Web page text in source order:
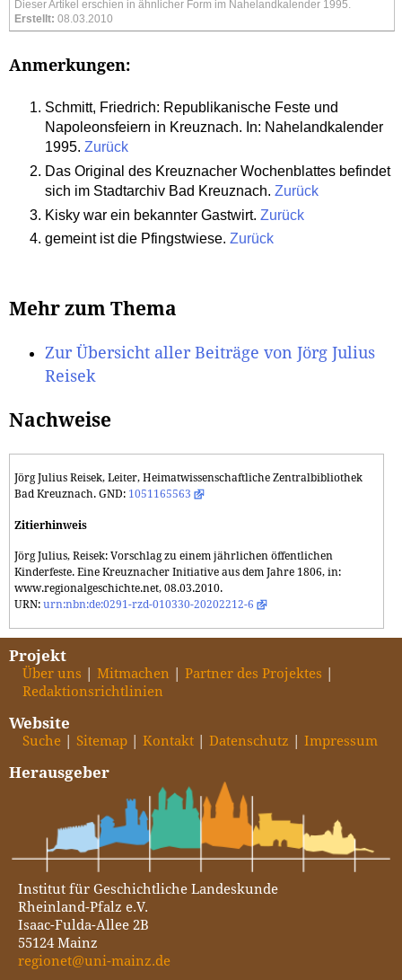
Dieser Artikel erschien in ähnlicher Form im Nahelandkalender 1995.
Erstellt: 08.03.2010
Anmerkungen:
Schmitt, Friedrich: Republikanische Feste und
Napoleonsfeiern in Kreuznach. In: Nahelandkalender
1995. Zurück
Das Original des Kreuznacher Wochenblattes befindet
sich im Stadtarchiv Bad Kreuznach. Zurück
Kisky war ein bekannter Gastwirt. Zurück
gemeint ist die Pfingstwiese. Zurück
Mehr zum Thema
Zur Übersicht aller Beiträge von Jörg Julius
Reisek
Nachweise
Jörg Julius Reisek, Leiter, Heimatwissenschaftliche Zentralbibliothek
Bad Kreuznach. GND: 1051165563
Zitierhinweis
Jörg Julius, Reisek: Vorschlag zu einem jährlichen öffentlichen
Kinderfeste. Eine Kreuznacher Initiative aus dem Jahre 1806, in:
www.regionalgeschichte.net, 08.03.2010.
URN: urn:nbn:de:0291-rzd-010330-20202212-6
Projekt
Über uns Mitmachen
Partner des Projektes
Redaktionsrichtlinien
Website
Suche Sitemap Kontakt Datenschutz Impressum
Herausgeber
Institut für Geschichtliche Landeskunde
Rheinland-Pfalz e.V.
Isaac-Fulda-Allee 2B
55124 Mainz
regionet@uni-mainz.de